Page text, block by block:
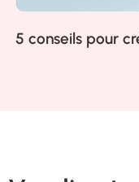
5 conseils pour